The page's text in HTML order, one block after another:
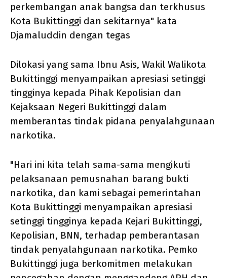
perkembangan anak bangsa dan terkhusus
Kota Bukittinggi dan sekitarnya" kata
Djamaluddin dengan tegas
Dilokasi yang sama Ibnu Asis, Wakil Walikota
Bukittinggi menyampaikan apresiasi setinggi
tingginya kepada Pihak Kepolisian dan
Kejaksaan Negeri Bukittinggi dalam
memberantas tindak pidana penyalahgunaan
narkotika.
"Hari ini kita telah sama-sama mengikuti
pelaksanaan pemusnahan barang bukti
narkotika, dan kami sebagai pemerintahan
Kota Bukittinggi menyampaikan apresiasi
setinggi tingginya kepada Kejari Bukittinggi,
Kepolisian, BNN, terhadap pemberantasan
tindak penyalahgunaan narkotika. Pemko
Bukittinggi juga berkomitmen melakukan